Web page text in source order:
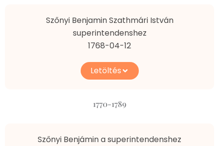
Szőnyi Benjamin Szathmári István
superintendenshez
1768-04-12
Letöltés
1770-1789
Szőnyi Benjámin a superintendenshez